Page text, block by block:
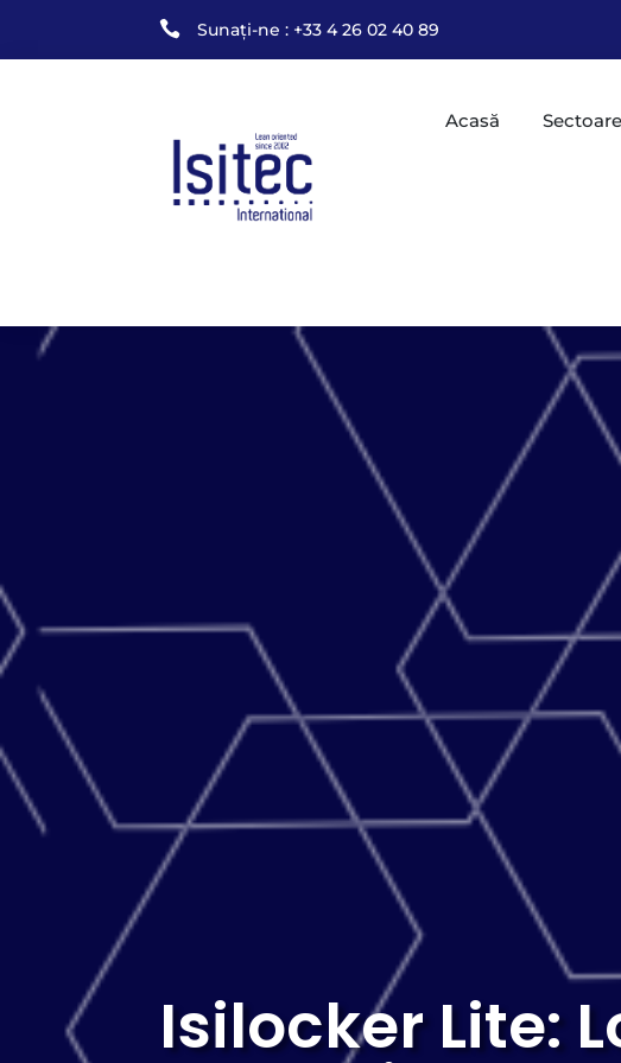
 Sunați-ne : +33 4 26 02 40 89
Acasă Sectoare
Isilocker Lite: